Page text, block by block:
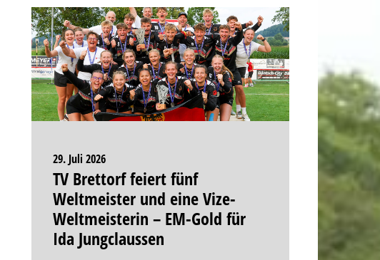
29. Juli 2026
TV Brettorf feiert fünf
Weltmeister und eine Vize-
Weltmeisterin – EM-Gold für
Ida Jungclaussen